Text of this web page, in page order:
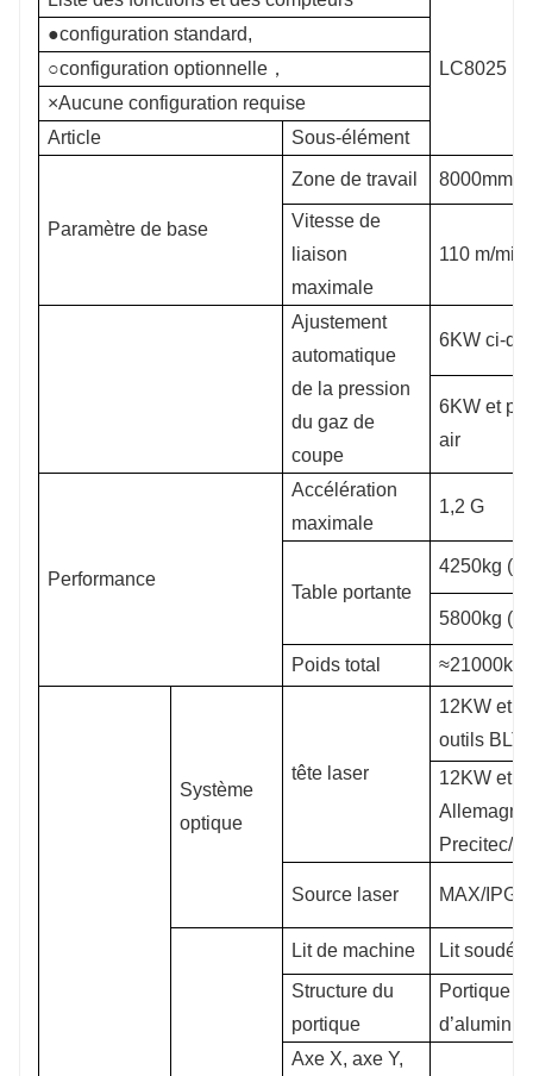
LC8025
●configuration standard,
○configuration optionnelle，
×Aucune configuration requise
Article
Sous-élément
Paramètre de base
Zone de travail
Vitesse de
liaison
maximale
110 m/min
Ajustement
automatique
de la pression
du gaz de
coupe
6KW ci-
6KW et
air
Performance
Accélération
maximale
1,2 G
Table portante
4250kg
5800kg
Poids total ≈21000kg
Système
optique
tête laser
12KW et
outils BLT/
12KW et
Allemagne
Precitec/
Source laser MAX/IPG/
Lit de machine
Lit soudé
Structure du
portique
Portique
Axe X, axe Y,